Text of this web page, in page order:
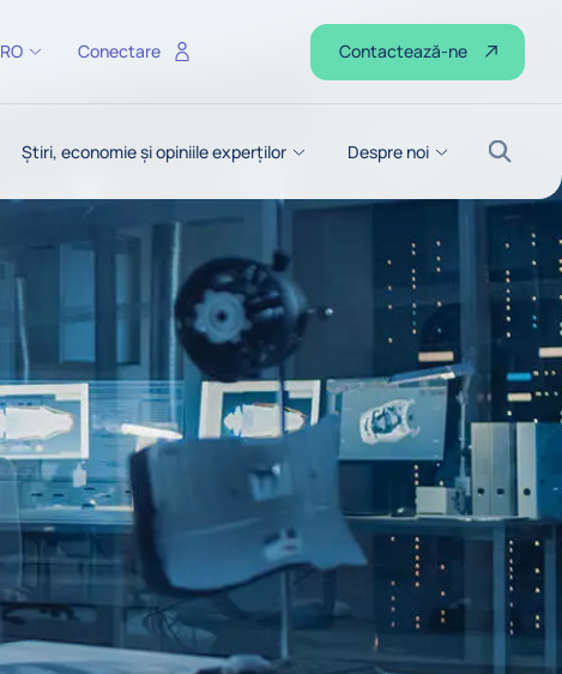
Știri, economie și opiniile experților Despre noi
RO Conectare Contactează-ne